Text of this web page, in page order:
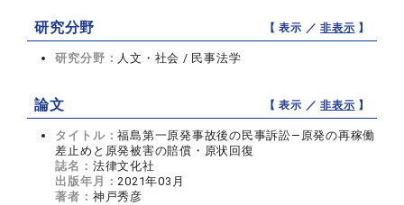
研究分野 【 表示 ／非表示 】
研究分野： 人文・社会 / 民事法学
論文 【 表示 ／非表示 】
タイトル：福島第一原発事故後の民事訴訟―原発の再稼働
差止めと原発被害の賠償・原状回復
誌名： 法律文化社
出版年月：2021年03月
著者： 神戸秀彦